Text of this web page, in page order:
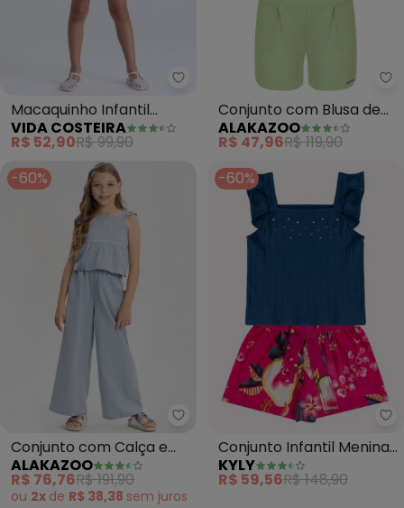
Vida Costeira - Macaquinho
Macaquinho Infantil
Feminino Floral (Azul)
VIDA COSTEIRA
R$ 52,90R$ 99,90
Conjunto com Blusa de
Alças e Shorts (Verde)
ALAKAZOO
R$ 47,96R$ 119,90
-60%
Alakazoo - Conjunto com
Conjunto com Calça e
Blusa Bordada de Alças
(Azul)
ALAKAZOO
R$ 76,76R$ 191,90
ou 2x de R$ 38,38 sem juros
-60%
Conjunto Infantil Menina
Strass (Azul)
KYLY
R$ 59,56R$ 148,90